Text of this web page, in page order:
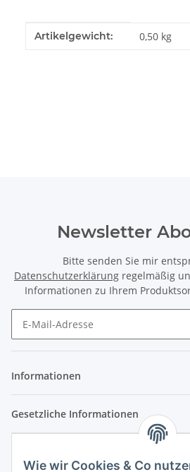
Wie wir Cookies & Co
Produkteigenschaft
Wert
Artikelgewicht: 0,50 kg
Newsletter
Bitte senden Sie mir
Datenschutzerklärung regelmäßig
Informationen zu Ihrem
Informationen
Gesetzliche Informationen